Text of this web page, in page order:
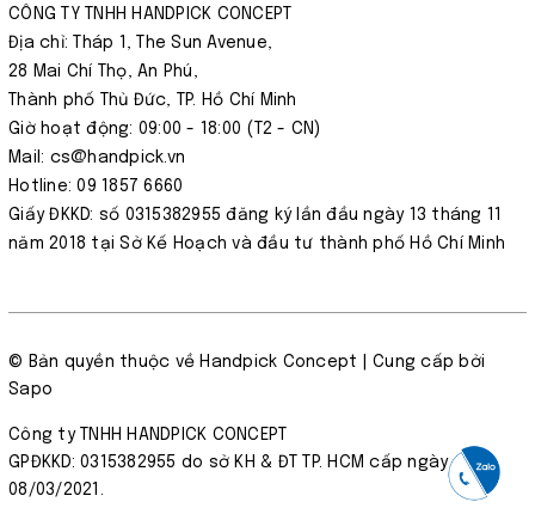
CÔNG TY TNHH HANDPICK CONCEPT
Địa chỉ: Tháp 1, The Sun Avenue,
28 Mai Chí Thọ, An Phú,
Thành phố Thủ Đức, TP. Hồ Chí Minh
Giờ hoạt động: 09:00 - 18:00 (T2 - CN)
Mail: cs@handpick.vn
Hotline: 09 1857 6660
Giấy ĐKKD: số 0315382955 đăng ký lần đầu ngày 13 tháng 11
năm 2018 tại Sở Kế Hoạch và đầu tư thành phố Hồ Chí Minh
© Bản quyền thuộc về Handpick Concept | Cung cấp bởi
Sapo
Công ty TNHH HANDPICK CONCEPT
GPĐKKD: 0315382955 do sở KH & ĐT TP. HCM cấp ngày
08/03/2021.